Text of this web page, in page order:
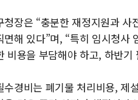
청장은 “충분한 재정지원과
면해 있다”며, “특히 임시청사
비용을 부담해야 하고, 하반
수경비는 폐기물 처리비용, 제